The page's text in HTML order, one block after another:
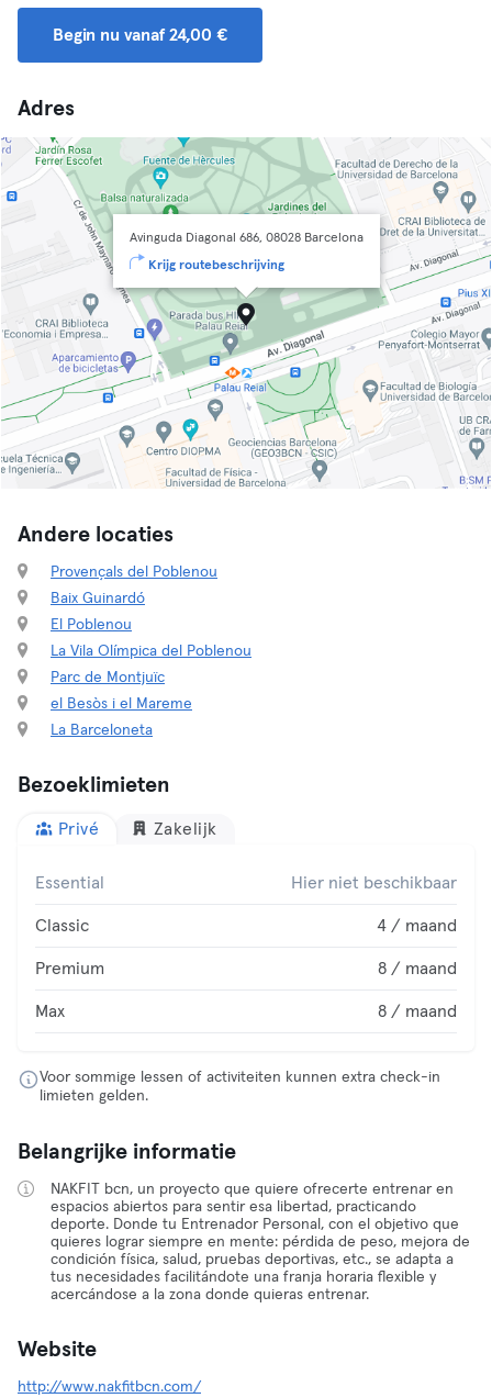
Begin nu vanaf 24,00 €
Adres
Avinguda Diagonal 686, 08028 Barcelona
Krijg routebeschrijving
Andere locaties
Provençals del Poblenou
Baix Guinardó
El Poblenou
La Vila Olímpica del Poblenou
Parc de Montjuïc
el Besòs i el Mareme
La Barceloneta
Bezoeklimieten
Privé Zakelijk
Essential Hier niet beschikbaar
Classic 4 / maand
Premium 8 / maand
Max 8 / maand
Voor sommige lessen of activiteiten kunnen extra check-in
limieten gelden.
Belangrijke informatie
NAKFIT bcn, un proyecto que quiere ofrecerte entrenar en
espacios abiertos para sentir esa libertad, practicando
deporte. Donde tu Entrenador Personal, con el objetivo que
quieres lograr siempre en mente: pérdida de peso, mejora de
condición física, salud, pruebas deportivas, etc., se adapta a
tus necesidades facilitándote una franja horaria flexible y
acercándose a la zona donde quieras entrenar.
Website
http://www.nakfitbcn.com/